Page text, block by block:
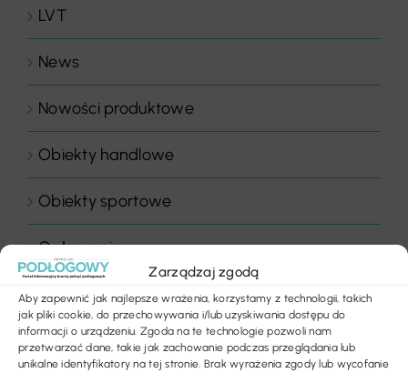
Zarządzaj zgodą
Aby zapewnić jak najlepsze wrażenia, korzystamy z technologii, takich
jak pliki cookie, do przechowywania i/lub uzyskiwania dostępu do
informacji o urządzeniu. Zgoda na te technologie pozwoli nam
przetwarzać dane, takie jak zachowanie podczas przeglądania lub
unikalne identyfikatory na tej stronie. Brak wyrażenia zgody lub wycofanie
LVT
News
Nowości produktowe
Obiekty handlowe
Obiekty sportowe
Ogłoszenia
Panele drewniane
Parkiety